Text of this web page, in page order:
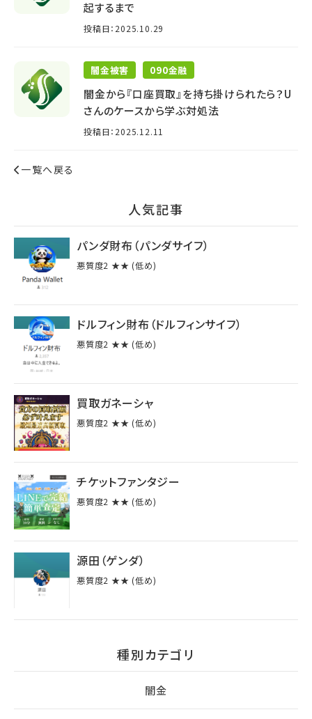
起するまで
投稿日：2025.10.29
闇金被害 090金融
闇金から『口座買取』を持ち掛けられたら？U
さんのケースから学ぶ対処法
投稿日：2025.12.11
一覧へ戻る
⼈気記事
パンダ財布（パンダサイフ）
悪質度2 ★★ (低め)
ドルフィン財布（ドルフィンサイフ）
悪質度2 ★★ (低め)
買取ガネーシャ
悪質度2 ★★ (低め)
チケットファンタジー
悪質度2 ★★ (低め)
源田（ゲンダ）
悪質度2 ★★ (低め)
種別カテゴリ
闇金